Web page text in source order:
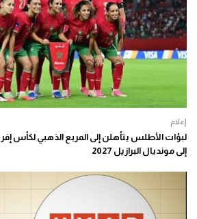
إعلام
لبؤات الأطلس يتأهلن إلى المربع الذهبي لكأس
إلى مونديال البرازيل 2027